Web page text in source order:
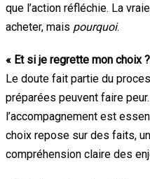
que l’action réfléchie. La
acheter, mais pourquoi.
« Et si je regrette mon choix
Le doute fait partie du
préparées peuvent faire
l’accompagnement est
choix repose sur des faits,
compréhension claire des